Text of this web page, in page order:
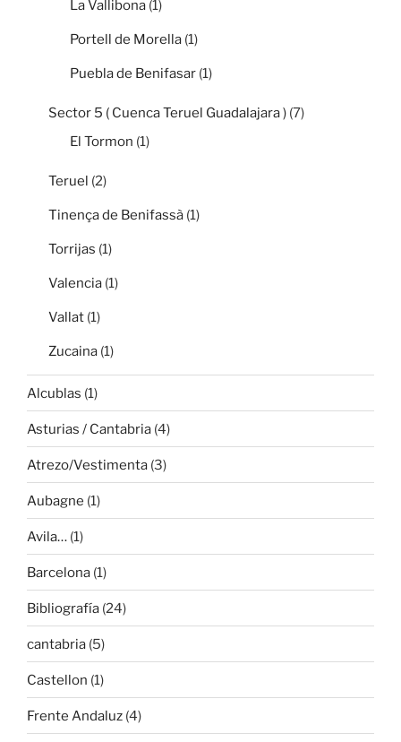
La Vallibona (1)
Portell de Morella (1)
Puebla de Benifasar (1)
Sector 5 ( Cuenca Teruel Guadalajara ) (7)
El Tormon (1)
Teruel (2)
Tinença de Benifassà (1)
Torrijas (1)
Valencia (1)
Vallat (1)
Zucaina (1)
Alcublas (1)
Asturias / Cantabria (4)
Atrezo/Vestimenta (3)
Aubagne (1)
Avila… (1)
Barcelona (1)
Bibliografía (24)
cantabria (5)
Castellon (1)
Frente Andaluz (4)